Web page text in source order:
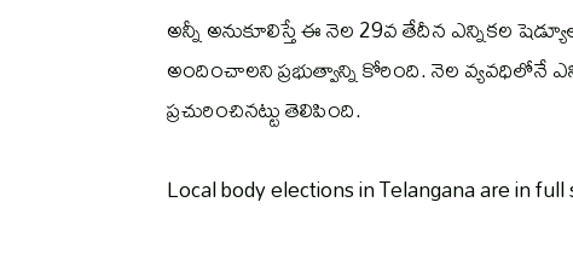
అన్నీ అనుకూలిస్తే ఈ నెల 29వ తేదీన ఎన్నికల
అందించాలని ప్రభుత్వాన్ని కోరింది. నెల వ్యవధిలోనే
ప్రచురించినట్టు తెలిపింది.
Local body elections in Telangana are in